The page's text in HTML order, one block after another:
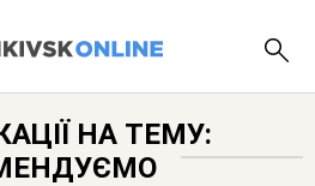
НА ТЕМУ: